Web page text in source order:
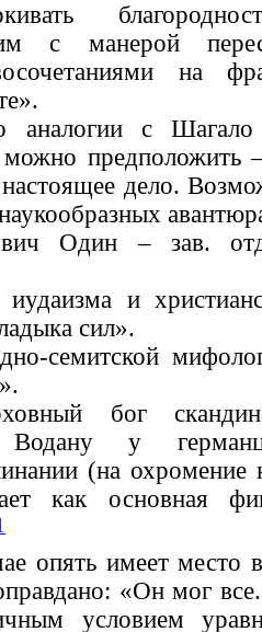
с манерой
на
аналогии с
предположить –
дело.
Один – зав.
и
сил».
семитской
бог
Водану у
(на охромение
как основная
опять имеет место
«Он мог
условием